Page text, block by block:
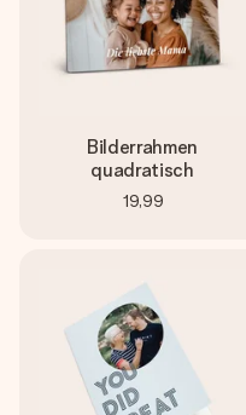
Bilderrahmen
quadratisch
19,99